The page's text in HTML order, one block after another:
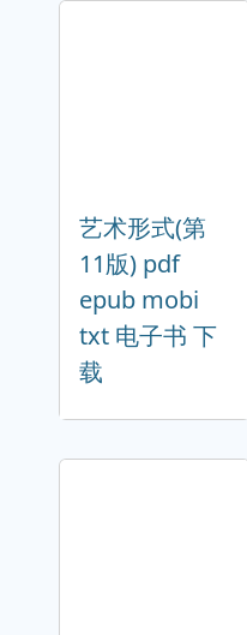
艺术形式(第
11版) pdf
epub mobi
txt 电子书 下
载